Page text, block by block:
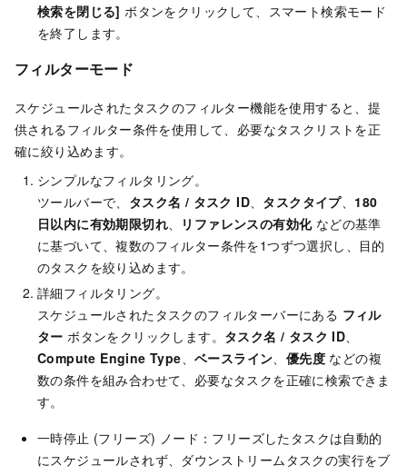
検索を閉じる] ボタンをクリックして、スマート検索モード
を終了します。
フィルターモード
スケジュールされたタスクのフィルター機能を使用すると、提
供されるフィルター条件を使用して、必要なタスクリストを正
確に絞り込めます。
シンプルなフィルタリング。
ツールバーで、 タスク名 / タスク ID、 タスクタイプ、 180
日以内に有効期限切れ、 リファレンスの有効化などの基準
に基づいて、複数のフィルター条件を1つずつ選択し、目的
のタスクを絞り込めます。
詳細フィルタリング。
スケジュールされたタスクのフィルターバーにある フィル
ター ボタンをクリックします。 タスク名 / タスク ID、
Compute Engine Type、ベースライン、 優先度 などの複
数の条件を組み合わせて、必要なタスクを正確に検索できま
す。
一時停止 (フリーズ) ノード：フリーズしたタスクは自動的
にスケジュールされず、ダウンストリームタスクの実行をブ